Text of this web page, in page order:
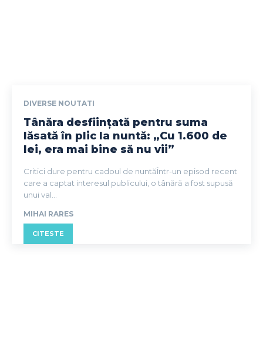
DIVERSE NOUTATI
Tânăra desființată pentru suma
lăsată în plic la nuntă: „Cu 1.600 de
lei, era mai bine să nu vii”
Critici dure pentru cadoul de nuntăÎntr-un episod recent
care a captat interesul publicului, o tânără a fost supusă
unui val...
MIHAI RARES
CITESTE